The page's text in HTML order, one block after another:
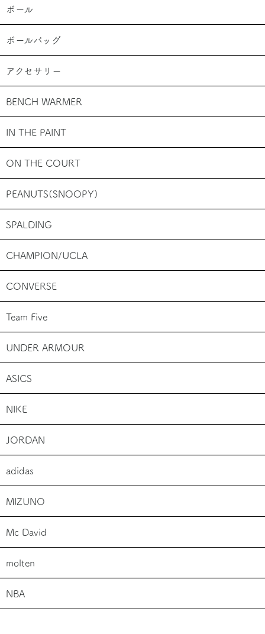
ボール
ボールバッグ
アクセサリー
BENCH WARMER
IN THE PAINT
ON THE COURT
PEANUTS(SNOOPY)
SPALDING
CHAMPION/UCLA
CONVERSE
Team Five
UNDER ARMOUR
ASICS
NIKE
JORDAN
adidas
MIZUNO
Mc David
molten
NBA